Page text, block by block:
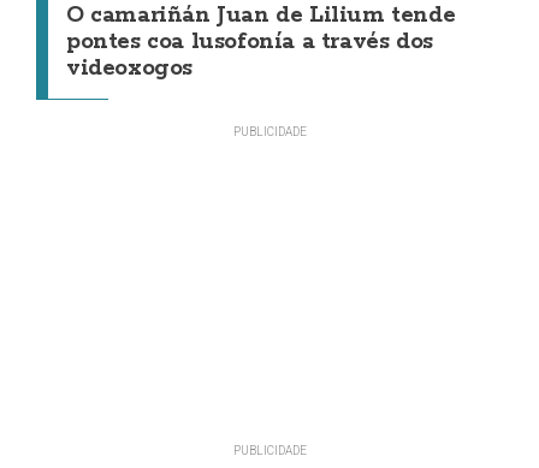
O camariñán Juan de Lilium tende
pontes coa lusofonía a través dos
videoxogos